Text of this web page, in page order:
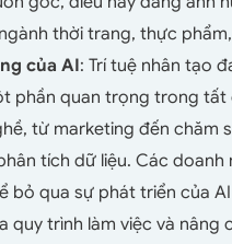
thời trang, thực
của AI: Trí tuệ nhân tạo
phần quan trọng trong tất
từ marketing đến chăm
tích dữ liệu. Các doanh
bỏ qua sự phát triển của
quy trình làm việc và nâng